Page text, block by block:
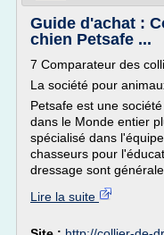
Guide d'achat :
chien Petsafe ...
7 Comparateur des
La société pour
Petsafe est une
dans le Monde entier
spécialisé dans
chasseurs pour
dressage sont
Lire la suite